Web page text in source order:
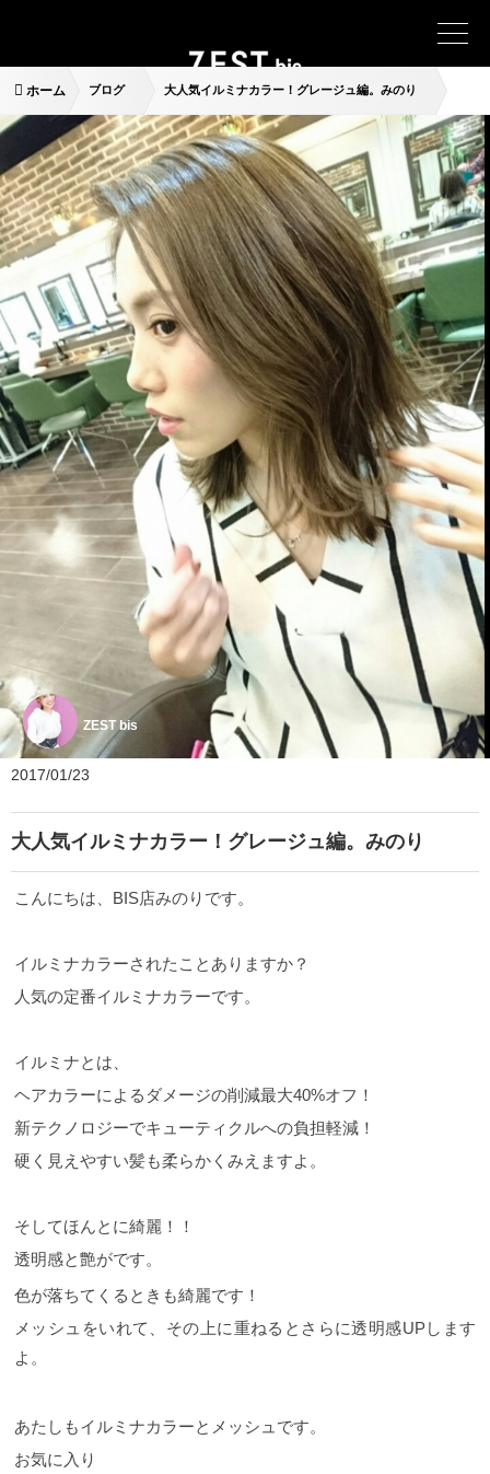
ホーム ブログ 大人気イルミナカラー！グレージュ編。みのり
ZEST bis
2017/01/23
大人気イルミナカラー！グレージュ編。みのり
こんにちは、BIS店みのりです。
イルミナカラーされたことありますか？
人気の定番イルミナカラーです。
イルミナとは、
ヘアカラーによるダメージの削減最大40%オフ！
新テクノロジーでキューティクルへの負担軽減！
硬く見えやすい髪も柔らかくみえますよ。
そしてほんとに綺麗！！
透明感と艶がです。
色が落ちてくるときも綺麗です！
メッシュをいれて、その上に重ねるとさらに透明感UPします
よ。
あたしもイルミナカラーとメッシュです。
お気に入り